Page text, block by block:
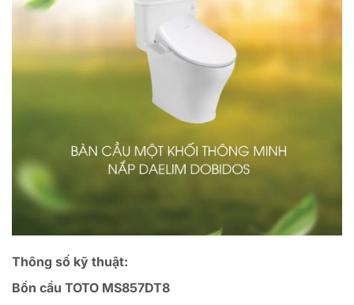
Thông số kỹ thuật:
Bồn cầu TOTO MS857DT8